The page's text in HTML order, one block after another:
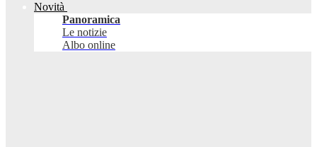
Novità
Panoramica
Le notizie
Albo online